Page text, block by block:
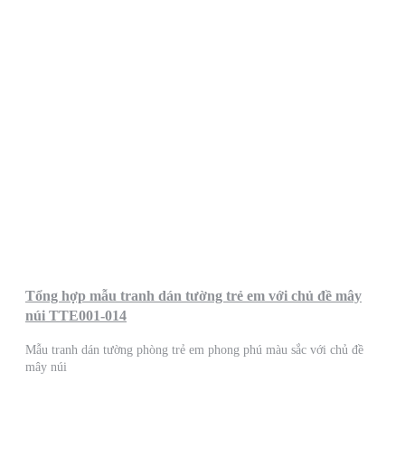
Tổng hợp mẫu tranh dán tường trẻ em với chủ đề mây
núi TTE001-014
Mẫu tranh dán tường phòng trẻ em phong phú màu sắc với chủ đề
mây núi